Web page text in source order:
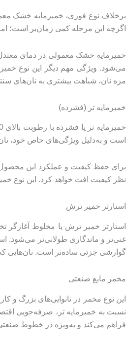
برخلاف نوع فوری، خمیرمایه خشک
اگرچه این مرحله کمی زمان‌بر است؛ اما
می‌شود. ویژگی مهم دیگر این نوع
مزه نان، شباهت بیشتری به نان‌های
خمیرمایه تر (فشرده)
است و به‌دلیل ویژگی‌های خاص خود،
نظر کیفیت افت خواهد کرد. این نوع
استارتر خمیر ترش
استارتر خمیر ترش یا مخلوط آغازگر
غنی‌تر و ماندگاری طولانی‌تر می‌شود.
گوارشی جزئی ساده‌تر است. نان‌هایی
مخمر مایع صنعتی
فراهم می‌کند و به‌ویژه در خطوط صنعتی